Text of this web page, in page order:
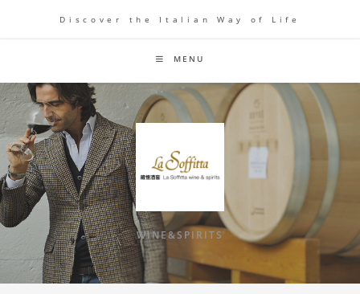
Discover the Italian Way of Life
MENU
WINE&SPIRITS